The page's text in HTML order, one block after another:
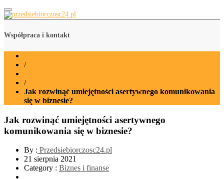
przedsiebiorczosc24.pl
Współpraca i kontakt
/
/
Jak rozwinąć umiejętności asertywnego komunikowania
się w biznesie?
Jak rozwinąć umiejętności asertywnego
komunikowania się w biznesie?
By : Przedsiebiorczosc24.pl
21 sierpnia 2021
Category : Biznes i finanse